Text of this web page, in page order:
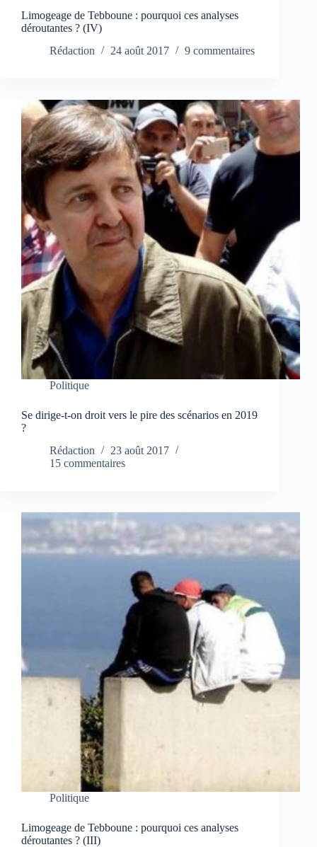
Limogeage de Tebboune : pourquoi ces analyses
déroutantes ? (IV)
Rédaction
24 août 2017 9 commentaires
Politique
Se dirige-t-on droit vers le pire des scénarios en 2019
?
Rédaction
23 août 2017
15 commentaires
Politique
Limogeage de Tebboune : pourquoi ces analyses
déroutantes ? (III)